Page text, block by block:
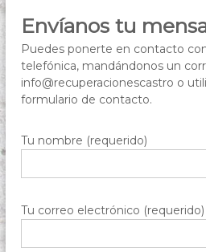
Envíanos tu
Puedes ponerte en contacto
telefónica, mandándonos un
info@recuperacionescastro o
formulario de contacto.
Tu nombre (requerido)
Tu correo electrónico (requerido)